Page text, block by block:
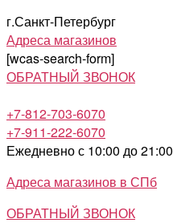
г.Санкт-Петербург
Адреса магазинов
[wcas-search-form]
ОБРАТНЫЙ ЗВОНОК
+7-812-703-6070
+7-911-222-6070
Ежедневно с 10:00 до 21:00
Адреса магазинов в СПб
ОБРАТНЫЙ ЗВОНОК